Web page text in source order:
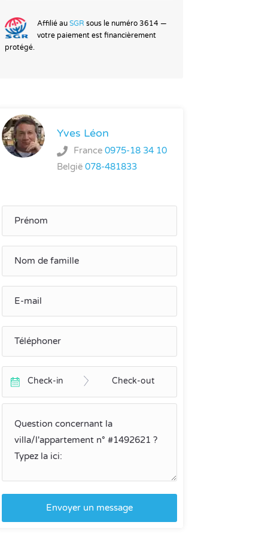
Affilié au SGR sous le numéro 3614 —
votre paiement est financièrement
protégé.
Yves Léon
France 0975-18 34 10
België 078-481833
Check-in Check-out
Envoyer un message